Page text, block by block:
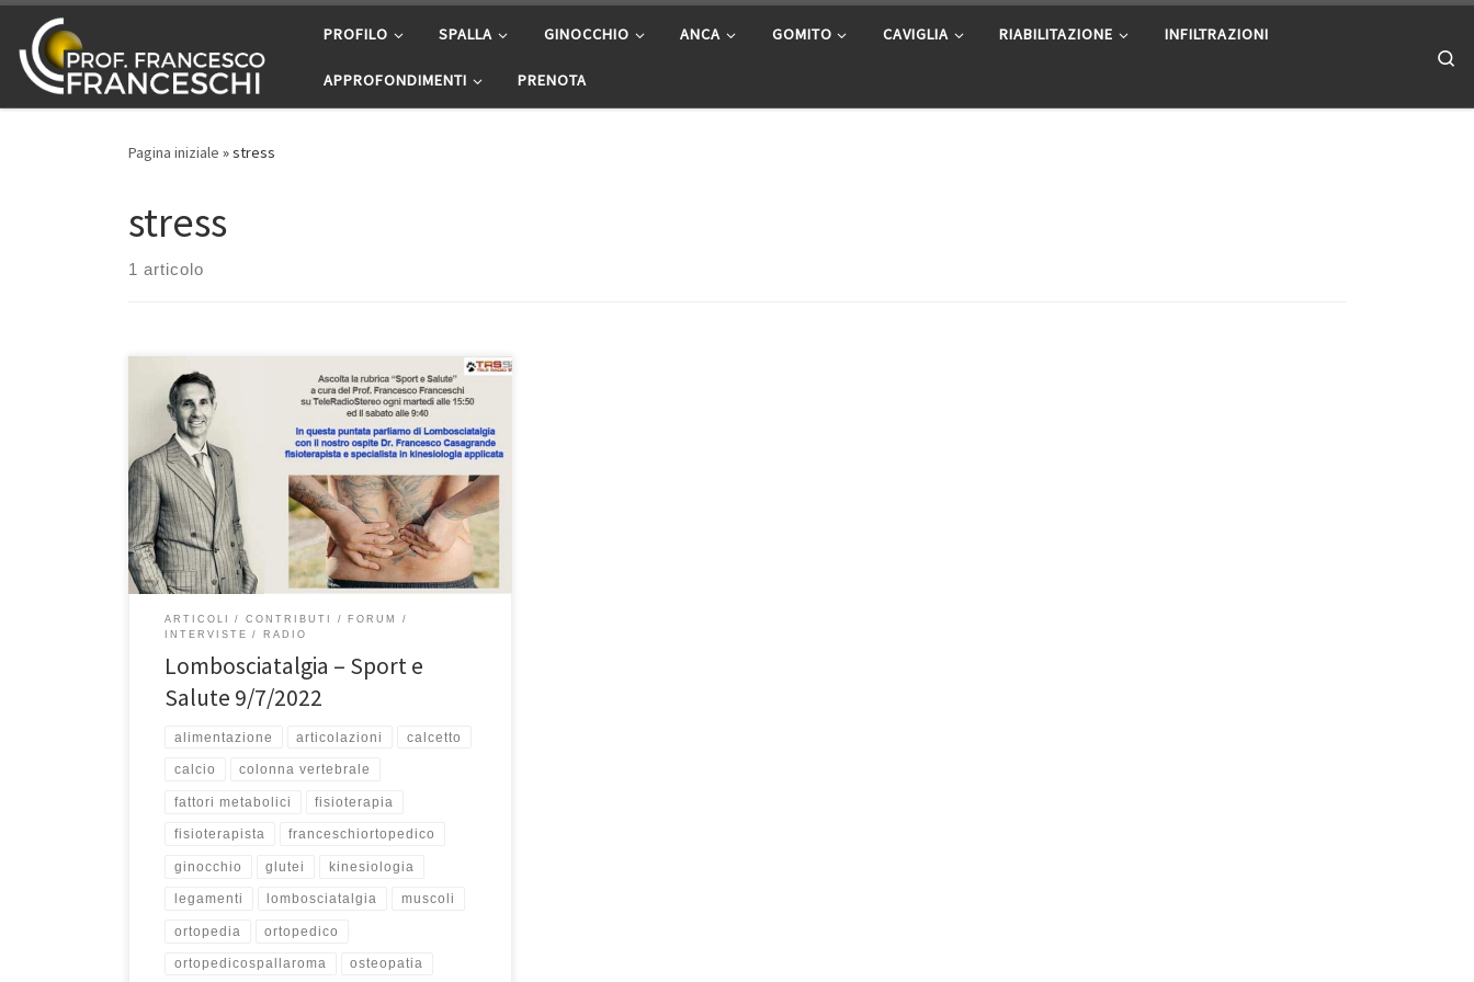
Passa al contenuto PROFILO SPALLA GINOCCHIO ANCA GOMITO CAVIGLIA RIABILITAZIONE INFILTRAZIONI
APPROFONDIMENTI PRENOTA
Pagina iniziale »stress
stress
1 articolo
Lombosciatalgia – Intervista nella rubrica di
informazione medico-scientifica “Sport e Salute”
9/7/2022 a cura del Prof. Francesco Franceschi
ortopedico spalla, ginocchio e anca a Roma. In questa
puntata abbiamo avuto un ospite d’eccezione per
parlare di lombosciatalgia: il Dr. Francesco Casagrande
fisioterapista e specialista in kinesiologia applicata
all’osteopatia presso lo […]
ARTICOLI CONTRIBUTI
FORUM
INTERVISTE
RADIO
Lombosciatalgia – Sport e
Salute 9/7/2022
alimentazione articolazioni calcetto
calcio colonna vertebrale
fattori metabolici fisioterapia
fisioterapista franceschiortopedico
ginocchio glutei kinesiologia
legamenti lombosciatalgia muscoli
ortopedia ortopedico
ortopedicospallaroma osteopatia